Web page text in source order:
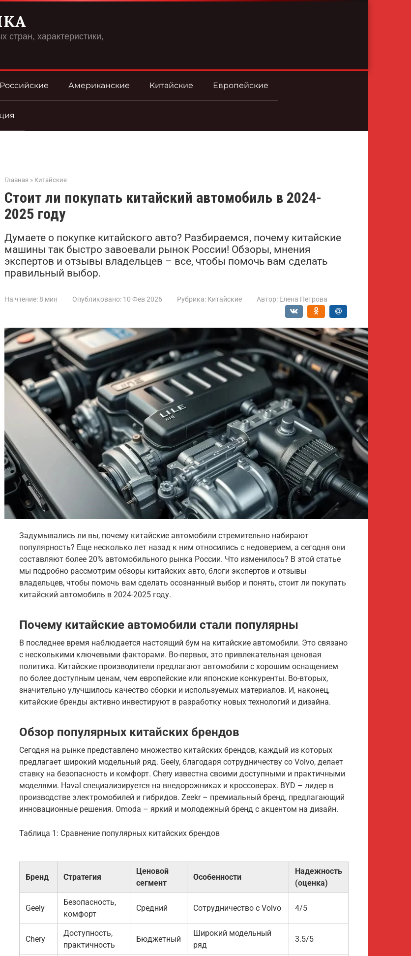
стран, характеристики,
Российские Американские Китайские Европейские
Главная » Китайские
Стоит ли покупать китайский автомобиль в 2024-
2025 году
Думаете о покупке китайского авто? Разбираемся, почему китайские
машины так быстро завоевали рынок России! Обзоры, мнения
экспертов и отзывы владельцев – все, чтобы помочь вам сделать
правильный выбор.
На чтение: 8 мин Опубликовано: 10 Фев 2026 Рубрика: Китайские Автор: Елена Петрова
Задумывались ли вы, почему китайские автомобили стремительно набирают
популярность? Еще несколько лет назад к ним относились с недоверием, а сегодня они
составляют более 20% автомобильного рынка России. Что изменилось? В этой статье
мы подробно рассмотрим обзоры китайских авто, блоги экспертов и отзывы
владельцев, чтобы помочь вам сделать осознанный выбор и понять, стоит ли покупать
китайский автомобиль в 2024-2025 году.
Почему китайские автомобили стали популярны
В последнее время наблюдается настоящий бум на китайские автомобили. Это связано
с несколькими ключевыми факторами. Во-первых, это привлекательная ценовая
политика. Китайские производители предлагают автомобили с хорошим оснащением
по более доступным ценам, чем европейские или японские конкуренты. Во-вторых,
значительно улучшилось качество сборки и используемых материалов. И, наконец,
китайские бренды активно инвестируют в разработку новых технологий и дизайна.
Обзор популярных китайских брендов
Сегодня на рынке представлено множество китайских брендов, каждый из которых
предлагает широкий модельный ряд. Geely, благодаря сотрудничеству со Volvo, делает
ставку на безопасность и комфорт. Chery известна своими доступными и практичными
моделями. Haval специализируется на внедорожниках и кроссоверах. BYD – лидер в
производстве электромобилей и гибридов. Zeekr – премиальный бренд, предлагающий
инновационные решения. Omoda – яркий и молодежный бренд с акцентом на дизайн.
Таблица 1: Сравнение популярных китайских брендов
Бренд Стратегия
Ценовой
сегмент
Особенности
Надежность
(оценка)
Geely
Безопасность,
комфорт
Средний Сотрудничество с Volvo 4/5
Chery
Доступность,
практичность
Бюджетный
Широкий модельный
ряд
3.5/5